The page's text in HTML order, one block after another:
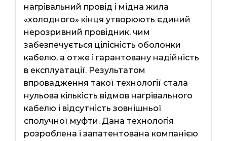
нагрівальний провід і мідна жила
«холодного» кінця утворюють єдиний
нерозривний провідник, чим
забезпечується цілісність оболонки
кабелю, а отже і гарантовану надійність
в експлуатації. Результатом
впровадження такої технології стала
нульова кількість відмов нагрівального
кабелю і відсутність зовнішньої
сполучної муфти. Дана технологія
розроблена і запатентована компанією